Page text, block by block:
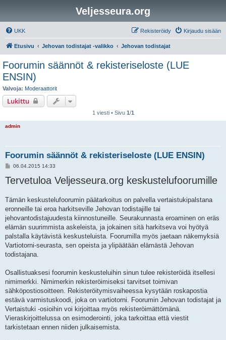
Veljesseura.org
UKK Kirjaudu sisään
Rekisteröidy
Etusivu Jehovan todistajat -valikko Jehovan todistajat
Foorumin säännöt & rekisteriseloste (LUE
ENSIN)
Valvoja: Moderaattorit
Lukittu
1 viesti • Sivu 1/1
admin
Foorumin säännöt & rekisteriseloste (LUE ENSIN)
V
e
s
06.04.2015 14:33
Tervetuloa Veljesseura.org keskustelufoorumille
Tämän keskustelufoorumin päätarkoitus on palvella vertaistukipalstana
eronneille tai eroa harkitseville Jehovan todistajille tai
jehovantodistajuudesta kiinnostuneille. Seurakunnasta eroaminen on eräs
elämän suurimmista askeleista, ja jokainen sitä harkitseva voi hyötyä
palstalla käytävistä keskusteluista. Foorumilla myös jaetaan näkemyksiä
Vartiotorni-seurasta, sen opeista ja ylipäätään elämästä Jehovan
todistajana.
Osallistuaksesi foorumin keskusteluihin sinun tulee rekisteröidä itsellesi
nimimerkki. Nimimerkin rekisteröimiseksi tarvitset toimivan
sähköpostiosoitteen. Rekisteröitymisvaiheessa kysytään roskapostia
estävä varmistuskoodi, joka on vartiotorni. Foorumin Jehovan todistajat ja
Vertaistuki -osioihin voi kirjoittaa myös rekisteröimättömänä.
Vieraskirjoittelussa on esimoderointi, joka tarkoittaa että viestit
tarkistetaan ennen niiden julkaisemista.